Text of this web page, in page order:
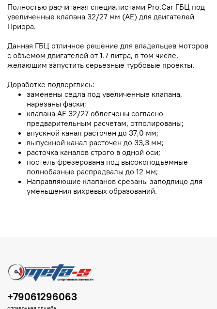
Полностью расчитаная специалистами Pro.Car ГБЦ под
увеличенные клапана 32/27 мм (AE) для двигателей
Приора.
Данная ГБЦ отличное решение для владельцев моторов
с объемом двигателей от 1.7 литра, в том числе,
желающим запустить серьезные турбовые проекты.
Доработке подверглись:
заменены седла под увеличенные клапана,
нарезаны фаски;
клапана AE 32/27 облегчены согласно
предварительным расчетам, отполированы;
впускной канал расточен до 37,0 мм;
выпускной канал расточен до 33,3 мм;
расточка каналов строго в одной оси;
постель фрезерована под высокоподъемные
полнобазные распредвалы до 12 мм;
Направляющие клапанов срезаны заподлицо для
уменьшения вихревых образований.
+79061296063